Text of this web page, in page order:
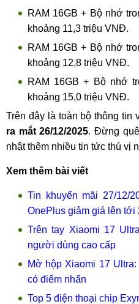
RAM 16GB + Bộ nhớ
khoảng 11,3 triệu VNĐ.
RAM 16GB + Bộ nhớ
khoảng 12,8 triệu VNĐ.
RAM 16GB + Bộ nhớ
khoảng 15,0 triệu VNĐ.
Trên đây là toàn bộ thông tin
ra mắt 26/12/2025. Đừng
nhật thêm nhiều tin tức thú vị
Xem thêm bài viết
Tin khuyến mãi 27/12/
OnePlus giảm giá lên tới
Trên tay Xiaomi 17
người dùng cao cấp
Mở hộp Xiaomi 17
có điểm nhấn
Top 5 điện thoại chip